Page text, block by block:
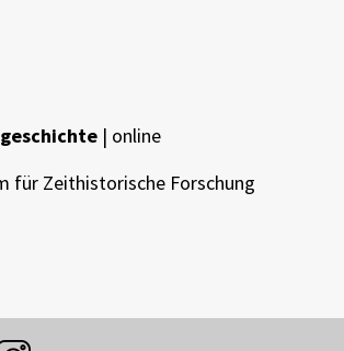
| online
für Zeithistorische Forschung